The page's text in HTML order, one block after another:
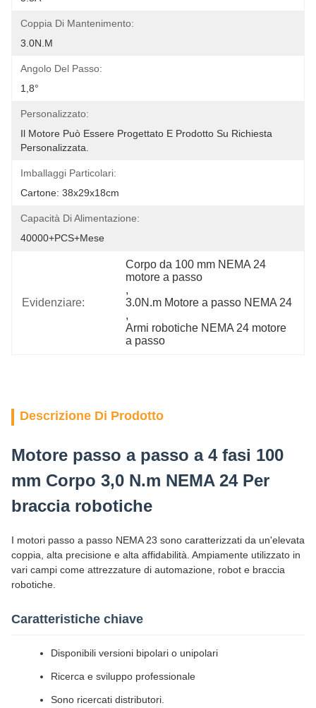
Coppia Di Mantenimento:
3.0N.m
Angolo Del Passo:
1,8°
Personalizzato:
Il Motore Può Essere Progettato E Prodotto Su Richiesta
Personalizzata.
Imballaggi Particolari:
Cartone: 38x29x18cm
Capacità Di Alimentazione:
40000+PCS+Mese
Evidenziare:
Corpo da 100 mm NEMA 24
motore a passo
,
3.0N.m Motore a passo NEMA 24
,
Armi robotiche NEMA 24 motore
a passo
Descrizione Di Prodotto
Motore passo a passo a 4 fasi 100
mm Corpo 3,0 N.m NEMA 24 Per
braccia robotiche
I motori passo a passo NEMA 23 sono caratterizzati da un'elevata
coppia, alta precisione e alta affidabilità. Ampiamente utilizzato in
vari campi come attrezzature di automazione, robot e braccia
robotiche.
Caratteristiche chiave
Disponibili versioni bipolari o unipolari
Ricerca e sviluppo professionale
Sono ricercati distributori.